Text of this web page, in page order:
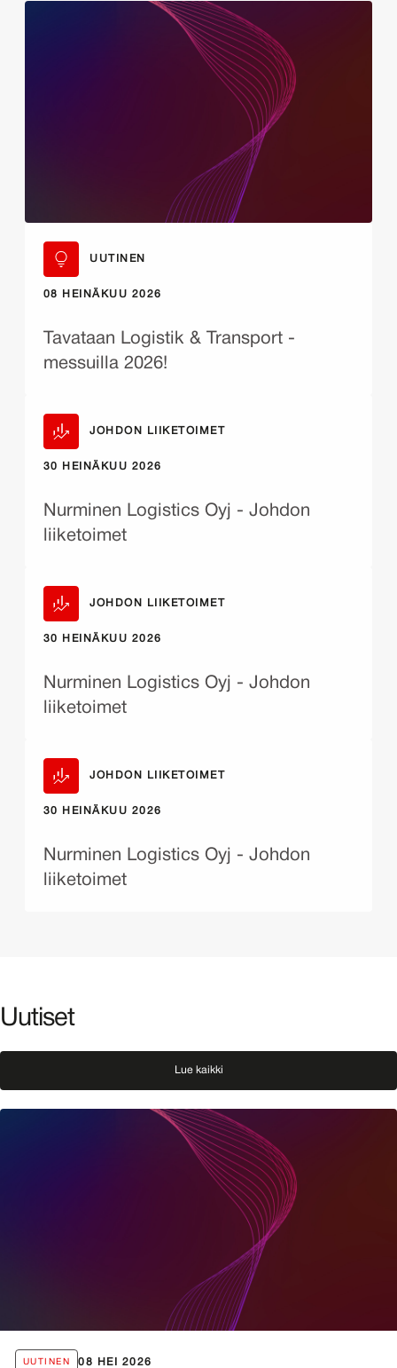
UUTINEN
08 HEINÄKUU 2026
Tavataan Logistik & Transport -
messuilla 2026!
JOHDON LIIKETOIMET
30 HEINÄKUU 2026
Nurminen Logistics Oyj - Johdon
liiketoimet
JOHDON LIIKETOIMET
30 HEINÄKUU 2026
Nurminen Logistics Oyj - Johdon
liiketoimet
JOHDON LIIKETOIMET
30 HEINÄKUU 2026
Nurminen Logistics Oyj - Johdon
liiketoimet
Uutiset
Lue kaikki
UUTINEN 08 HEI 2026